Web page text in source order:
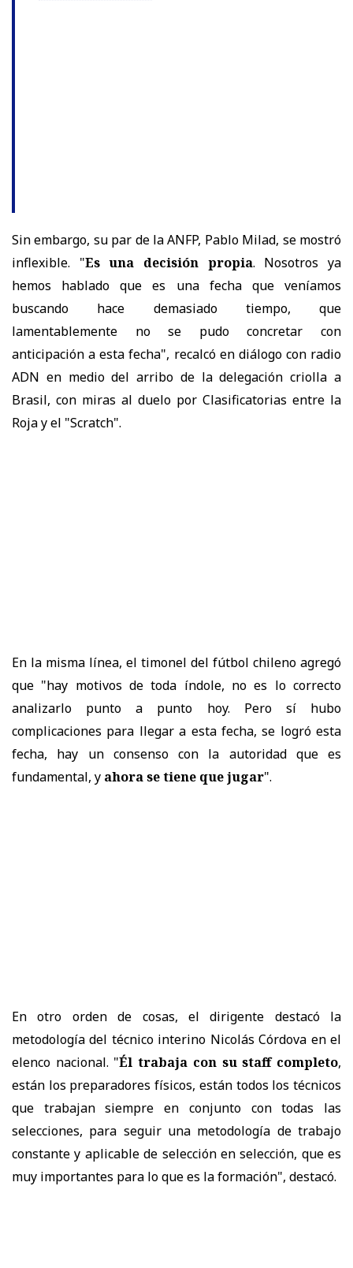
Sin embargo, su par de la ANFP, Pablo Milad, se mostró
inflexible. "Es una decisión propia. Nosotros ya
hemos hablado que es una fecha que veníamos
buscando hace demasiado tiempo, que
lamentablemente no se pudo concretar con
anticipación a esta fecha", recalcó en diálogo con radio
ADN en medio del arribo de la delegación criolla a
Brasil, con miras al duelo por Clasificatorias entre la
Roja y el "Scratch".
En la misma línea, el timonel del fútbol chileno agregó
que "hay motivos de toda índole, no es lo correcto
analizarlo punto a punto hoy. Pero sí hubo
complicaciones para llegar a esta fecha, se logró esta
fecha, hay un consenso con la autoridad que es
fundamental, y ahora se tiene que jugar".
En otro orden de cosas, el dirigente destacó la
metodología del técnico interino Nicolás Córdova en el
elenco nacional. "Él trabaja con su staff completo,
están los preparadores físicos, están todos los técnicos
que trabajan siempre en conjunto con todas las
selecciones, para seguir una metodología de trabajo
constante y aplicable de selección en selección, que es
muy importantes para lo que es la formación", destacó.